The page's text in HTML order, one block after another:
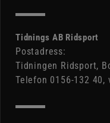
Tidnings AB Ridsport
Postadress:
Tidningen Ridsport,
Telefon 0156-132